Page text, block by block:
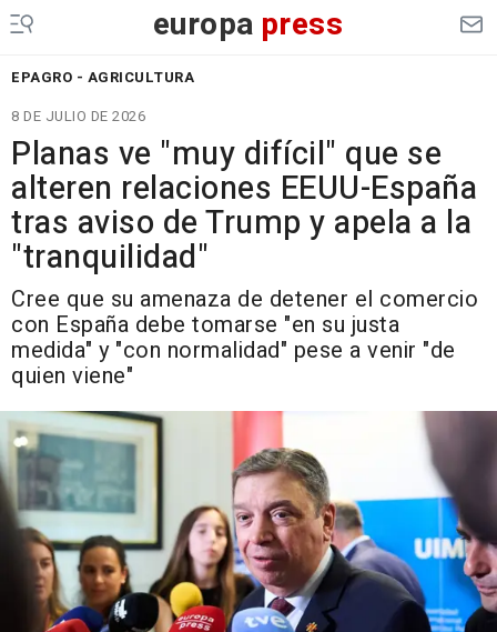
europa press
EPAGRO - AGRICULTURA
8 DE JULIO DE 2026
Planas ve "muy difícil" que se
alteren relaciones EEUU-España
tras aviso de Trump y apela a la
"tranquilidad"
Cree que su amenaza de detener el comercio
con España debe tomarse "en su justa
medida" y "con normalidad" pese a venir "de
quien viene"